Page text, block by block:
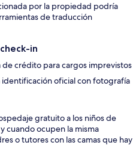
por la propiedad podría
de traducción
in
crédito para cargos imprevistos
oficial con fotografía
gratuito a los niños de
cuando ocupen la misma
o tutores con las camas que hay